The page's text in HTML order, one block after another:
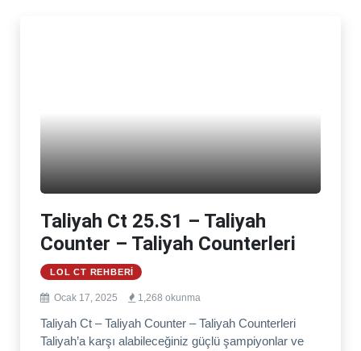
Taliyah Ct 25.S1 – Taliyah
Counter – Taliyah Counterleri
LOL CT REHBERI
Ocak 17, 2025 1,268 okunma
Taliyah Ct – Taliyah Counter – Taliyah Counterleri
Taliyah’a karşı alabileceğiniz güçlü şampiyonlar ve